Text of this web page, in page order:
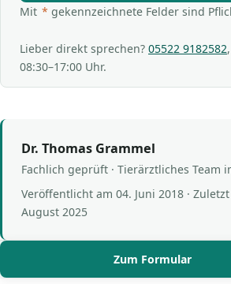
Mit * gekennzeichnete Felder sind
Lieber direkt sprechen? 05522 9182582
08:30–17:00 Uhr.
Dr. Thomas Grammel
Fachlich geprüft · Tierärztliches Team
Veröffentlicht am 04. Juni 2018 ·
August 2025
Zum Formular